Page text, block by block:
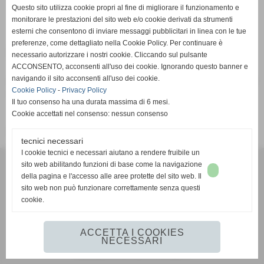
Home
Pagina non trovata
Attenzione: la pagina richiesta non è più presente su questo
sito web. È stata rimossa o modificata.
VIA VETERANI DELLO SPORT
54027 PONTREMOLI (MS)
Realizzazione siti web www.sitoper.it
Questo sito utilizza cookie propri al fine di migliorare il funzionamento e
monitorare le prestazioni del sito web e/o cookie derivati da strumenti
esterni che consentono di inviare messaggi pubblicitari in linea con le tue
preferenze, come dettagliato nella Cookie Policy. Per continuare è
necessario autorizzare i nostri cookie. Cliccando sul pulsante
ACCONSENTO, acconsenti all'uso dei cookie. Ignorando questo banner e
navigando il sito acconsenti all'uso dei cookie.
Cookie Policy - Privacy Policy
Il tuo consenso ha una durata massima di 6 mesi.
Cookie accettati nel consenso: nessun consenso
tecnici necessari
I cookie tecnici e necessari aiutano a rendere fruibile un
sito web abilitando funzioni di base come la navigazione
della pagina e l'accesso alle aree protette del sito web. Il
sito web non può funzionare correttamente senza questi
cookie.
ACCETTA I COOKIES
NECESSARI